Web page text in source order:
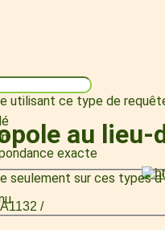
utilisant ce type de
exacte
seulement sur ces types
au
/